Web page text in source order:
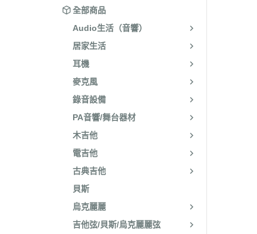
全部商品
Audio生活（音響）
居家生活
耳機
麥克風
錄音設備
PA音響/舞台器材
木吉他
電吉他
古典吉他
貝斯
烏克麗麗
吉他弦/貝斯/烏克麗麗弦